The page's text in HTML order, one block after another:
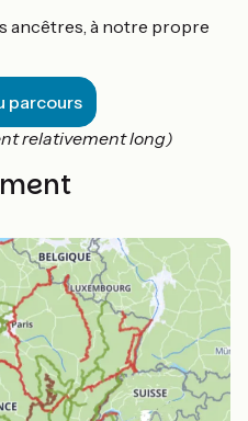
ancêtres, à notre propre
parcours
relativement long)